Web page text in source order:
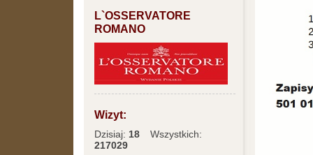
L`OSSERVATORE
ROMANO
Wizyt:
Dzisiaj: 18
Wszystkich:
217029